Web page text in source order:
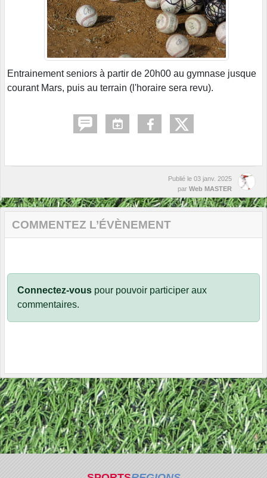
Entrainement seniors à partir de 20h00 au gymnase jusque
courant Mars, puis au terrain (l'horaire sera revu).
Publié le 03 janv. 2025
par Web MASTER
COMMENTEZ L’ÉVÈNEMENT
Connectez-vous pour pouvoir participer aux
commentaires.